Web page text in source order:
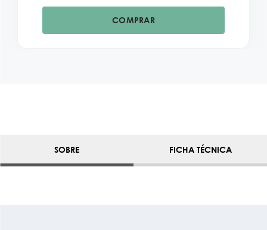
COMPRAR
SOBRE FICHA TÉCNICA